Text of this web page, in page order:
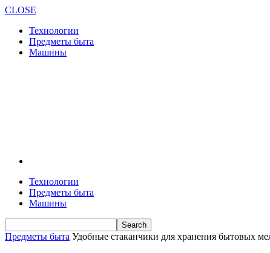
CLOSE
Технологии
Предметы быта
Машины
Технологии
Предметы быта
Машины
Предметы быта Удобные стаканчики для хранения бытовых